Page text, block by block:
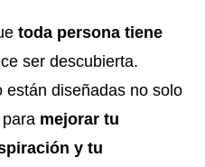
toda persona tiene
ser descubierta.
están diseñadas no solo
mejorar tu
y tu